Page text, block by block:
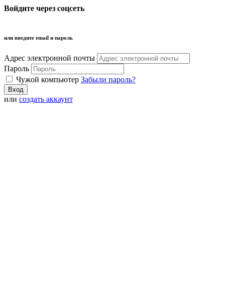
Войдите через соцсеть
или введите email и пароль
Адрес электронной почты
Пароль
Чужой компьютер Забыли пароль?
или создать аккаунт